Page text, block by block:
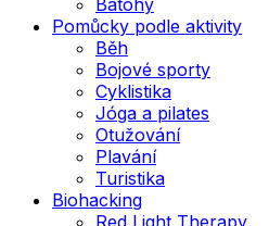
Pomůcky podle aktivity
Běh
Bojové sporty
Cyklistika
Jóga a pilates
Otužování
Plavání
Turistika
Biohacking
Red Light Therapy